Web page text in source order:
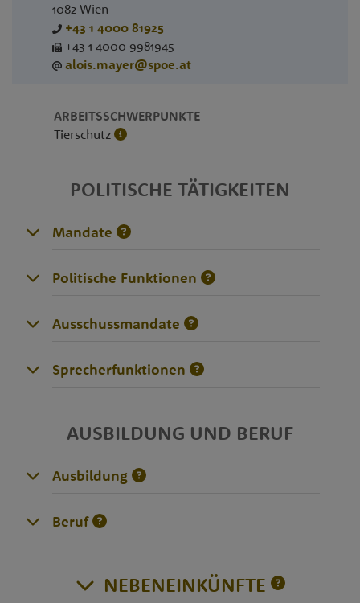
1082 Wien
+43 1 4000 81925
+43 1 4000 9981945
alois.mayer@spoe.at
ARBEITSSCHWERPUNKTE
Tierschutz
POLITISCHE TÄTIGKEITEN
Mandate
Politische Funktionen
Ausschussmandate
Sprecherfunktionen
AUSBILDUNG UND BERUF
Ausbildung
Beruf
NEBENEINKÜNFTE